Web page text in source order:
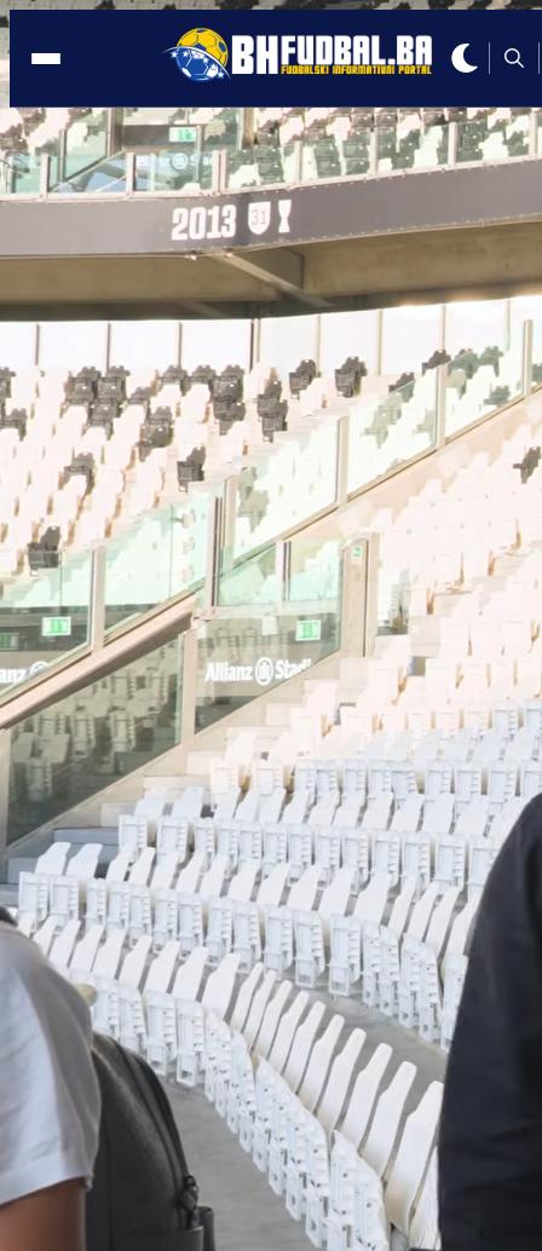
AUSTRIJA
14:54, 04.02.2026
Velikan zagrizao za Alajbegovića:
mu ono što drugi klubovi ne mogu!
Autor:
Redakcija
14:54, 04.02.2026